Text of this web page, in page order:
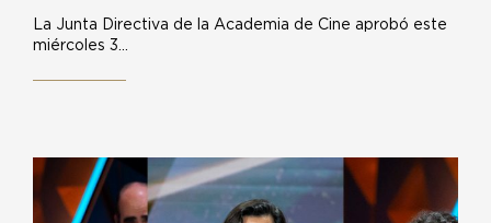
La Junta Directiva de la Academia de Cine aprobó este
miércoles 3…